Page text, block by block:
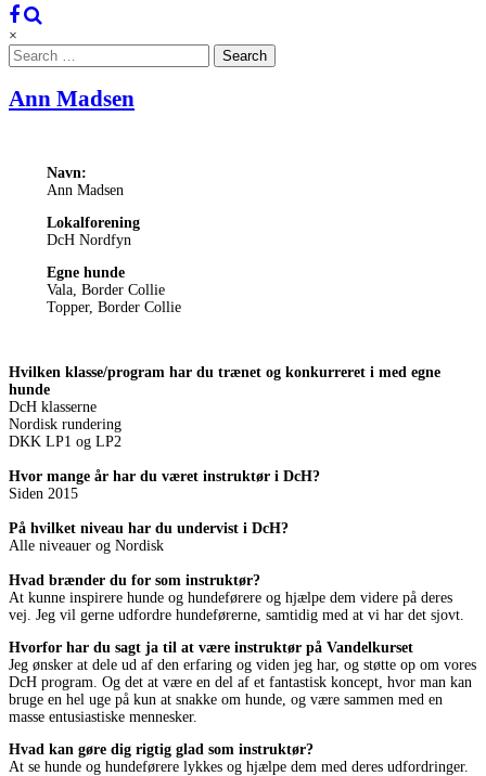
×
Search
for:
Ann Madsen
Navn:
Ann Madsen
Lokalforening
DcH Nordfyn
Egne hunde
Vala, Border Collie
Topper, Border Collie
Hvilken klasse/program har du trænet og konkurreret i med egne
hunde
DcH klasserne
Nordisk rundering
DKK LP1 og LP2
Hvor mange år har du været instruktør i DcH?
Siden 2015
På hvilket niveau har du undervist i DcH?
Alle niveauer og Nordisk
Hvad brænder du for som instruktør?
At kunne inspirere hunde og hundeførere og hjælpe dem videre på deres
vej. Jeg vil gerne udfordre hundeførerne, samtidig med at vi har det sjovt.
Hvorfor har du sagt ja til at være instruktør på Vandelkurset
Jeg ønsker at dele ud af den erfaring og viden jeg har, og støtte op om vores
DcH program. Og det at være en del af et fantastisk koncept, hvor man kan
bruge en hel uge på kun at snakke om hunde, og være sammen med en
masse entusiastiske mennesker.
Hvad kan gøre dig rigtig glad som instruktør?
At se hunde og hundeførere lykkes og hjælpe dem med deres udfordringer.